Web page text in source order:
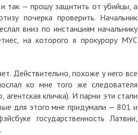
так — прошу защитить от убийцы, а
почерка проверить. Начальник
вниз по инстанциям начальнику
на которого я прокурору МУС
Действительно, похоже у него все
ко мне того же следователя
кличка). И парни эти стали
для этого мне придумали — 801 и
государственность Латвии,